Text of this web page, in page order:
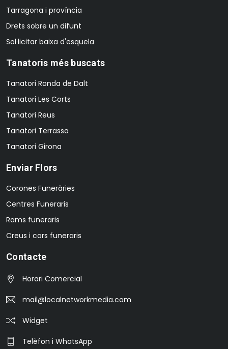
Tarragona i província
Drets sobre un difunt
Sol·licitar baixa d'esquela
Tanatoris més buscats
Tanatori Ronda de Dalt
Tanatori Les Corts
Tanatori Reus
Tanatori Terrassa
Tanatori Girona
Enviar Flors
Corones Funeràries
Centres Funeraris
Rams funeraris
Creus i cors funeraris
Contacte
Horari Comercial
mail@localnetworkmedia.com
Widget
Telèfon i WhatsApp